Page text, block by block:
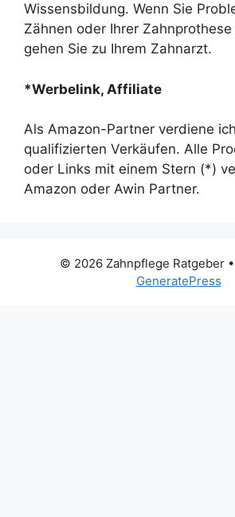
Wissensbildung. Wenn Sie
Zähnen oder Ihrer
gehen Sie zu Ihrem Zahnarzt.
*Werbelink, Affiliate
Als Amazon-Partner verdiene
qualifizierten Verkäufen. Alle
oder Links mit einem Stern (*)
Amazon oder Awin Partner.
© 2026 Zahnpflege Ratgeber•
GeneratePress